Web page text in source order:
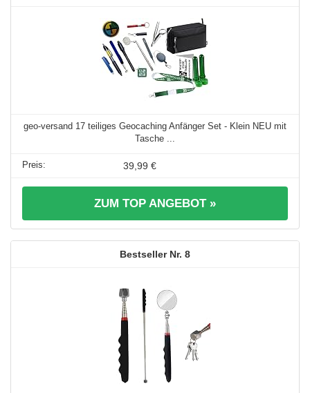
geo-versand 17 teiliges Geocaching Anfänger Set - Klein NEU mit
Tasche ...
39,99 €
ZUM TOP ANGEBOT »
8